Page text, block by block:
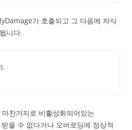
가 호출되고 그 다음에 자식
니다.
찬가지로 비활성화되어있는
을 수 없다거나 오버로딩에 정상적